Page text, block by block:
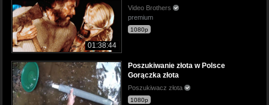
01:38:44
Video Brothers
premium
1080p
Poszukiwanie złota w Polsce
Gorączka złota
Poszukiwacz złota
1080p